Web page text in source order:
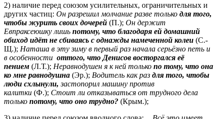
2) наличие перед союзом усилительных, ограничительных и
других частиц: Он разрешил молчание разве только для того,
чтобы журить своих дочерей (П.); Он держит
Евпраксеюшку лишь потому, что благодаря ей домашний
обиход идёт не сбиваясь с однажды намеченной колеи (С.-
Щ.); Наташа в эту зиму в первый раз начала серьёзно петь и
в особенности оттого, что Денисов восторгался её
пением (Л.Т.); Неравнодушен я к ней только по тому, что она
ко мне равнодушна (Эр.); Водитель как раз для того, чтобы
люди схлынули, застопорил машину против
калитки (Ф.); Стоит ли отказываться от трудного дела
только потому, что оно трудно? (Крым.);